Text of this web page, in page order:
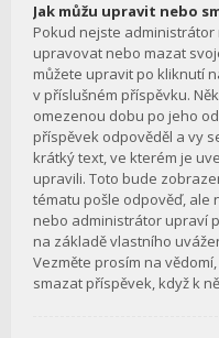
Jak můžu upravit nebo
Pokud nejste
upravovat nebo mazat
můžete upravit po kliknutí
v příslušném příspěvku.
omezenou dobu po jeho
příspěvek odpověděl a vy
krátký text, ve kterém je
upravili. Toto bude
tématu pošle odpověď, ale
nebo administrátor upraví
na základě vlastního
Vezměte prosím na
smazat příspěvek, když k